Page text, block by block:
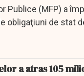
Publice (MFP) a
obligaţiuni de stat
a atras 105